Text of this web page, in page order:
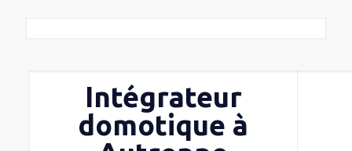
Intégrateur
domotique à